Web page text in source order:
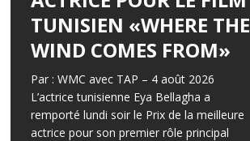
TUNISIEN «WHERE THE
WIND COMES FROM»
Par : WMC avec TAP – 4 août 2026
L’actrice tunisienne Eya Bellagha a
remporté lundi soir le Prix de la meilleure
actrice pour son premier rôle principal